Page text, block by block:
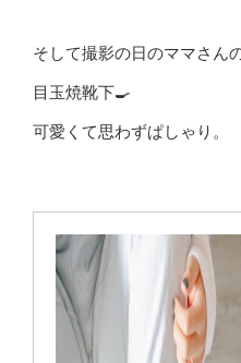
そして撮影の日のママさん
目玉焼靴下🍳
可愛くて思わずぱしゃり。